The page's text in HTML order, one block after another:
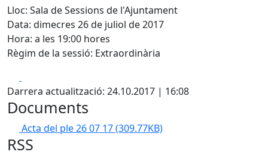
Lloc: Sala de Sessions de l'Ajuntament
Data: dimecres 26 de juliol de 2017
Hora: a les 19:00 hores
Règim de la sessió: Extraordinària
Darrera actualització: 24.10.2017 | 16:08
Documents
Acta del ple 26 07 17(309.77KB)
RSS